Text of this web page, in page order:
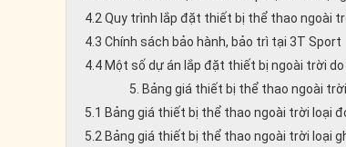
4.2 Quy trình lắp đặt thiết bị thể thao ngoài
4.3 Chính sách bảo hành, bảo trì tại 3T Sport
4.4 Một số dự án lắp đặt thiết bị ngoài trời
5. Bảng giá thiết bị thể thao ngoài trời
5.1 Bảng giá thiết bị thể thao ngoài trời loại
5.2 Bảng giá thiết bị thể thao ngoài trời loại